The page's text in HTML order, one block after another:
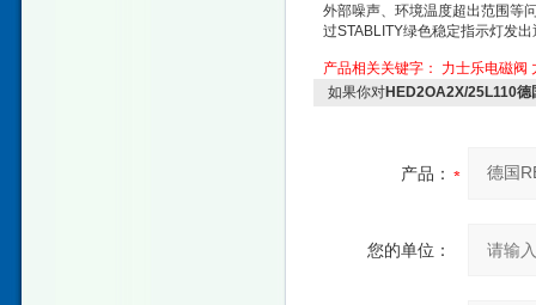
外部噪声、环境温度超出范围等
过STABLITY绿色稳定指示灯发
产品相关关键字： 力士乐电磁阀
如果你对HED2OA2X/25L110
产品：
您的单位：